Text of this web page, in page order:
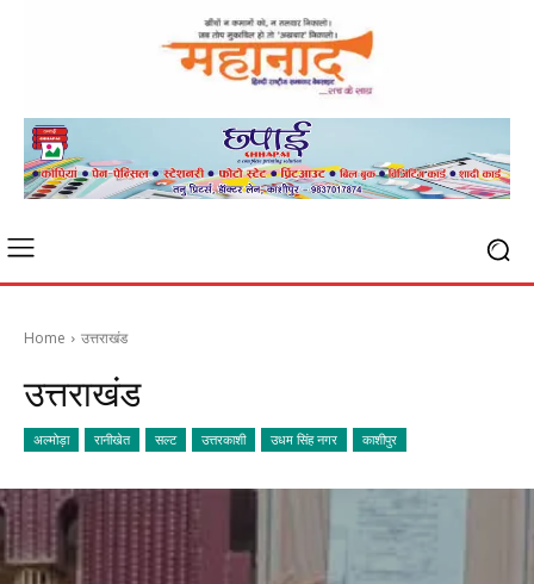
Home उत्तराखंड
उत्तराखंड
अल्मोड़ा रानीखेत सल्ट उत्तरकाशी उधम सिंह नगर काशीपुर